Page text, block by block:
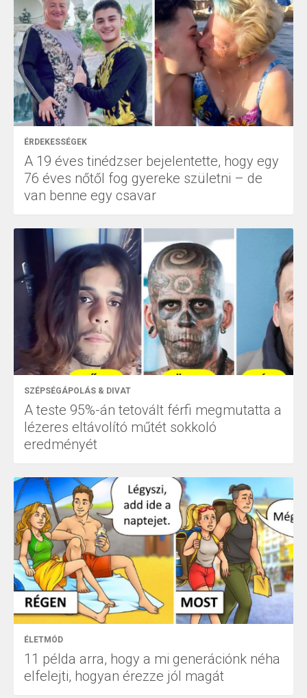
ÉRDEKESSÉGEK
A 19 éves tinédzser bejelentette, hogy egy
76 éves nőtől fog gyereke születni – de
van benne egy csavar
SZÉPSÉGÁPOLÁS & DIVAT
A teste 95%-án tetovált férfi megmutatta a
lézeres eltávolító műtét sokkoló
eredményét
ÉLETMÓD
11 példa arra, hogy a mi generációnk néha
elfelejti, hogyan érezze jól magát